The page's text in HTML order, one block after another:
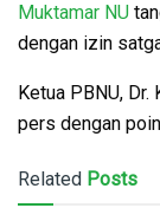
Muktamar NU
dengan izin
Ketua PBNU,
pers dengan
Related Posts